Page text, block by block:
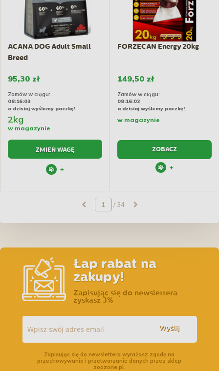
ACANA DOG Adult Small
Breed
95,30 zł
Zamów w ciągu:
08:16:02
a dzisiaj wyślemy paczkę!
2kg
w magazynie
ZMIEŃ WAGĘ
+
FORZECAN Energy 20kg
149,50 zł
Zamów w ciągu:
08:16:02
a dzisiaj wyślemy paczkę!
w magazynie
ZOBACZ
+
/ 34
Łap rabat na
zakupy!
Zapisując się do newslettera
zyskasz 3%
Wyślij
Zapisując się do newslettera wyrażasz zgodę na
przechowywanie i przetwarzanie danych przez sklep
zoozone.pl.